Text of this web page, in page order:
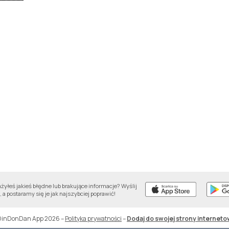
jakieś błędne lub brakujące informacje? Wyślij
a postaramy się je jak najszybciej poprawić!
App 2026–Polityka prywatności–Dodaj do swojej strony